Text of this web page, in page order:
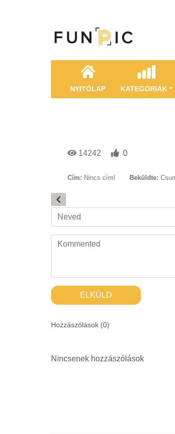
NYITÓLAP KATEGÓRIÁK
14242 0
Cím: Nincs cím! Beküldte:
ELKÜLD
Hozzászólások (0)
Nincsenek hozzászólások